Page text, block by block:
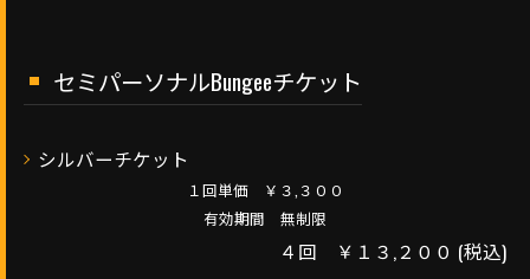
セミパーソナルBungeeチケット
シルバーチケット
１回単価 ￥３,３００
有効期間 無制限
４回 ￥１３,２００ (税込)